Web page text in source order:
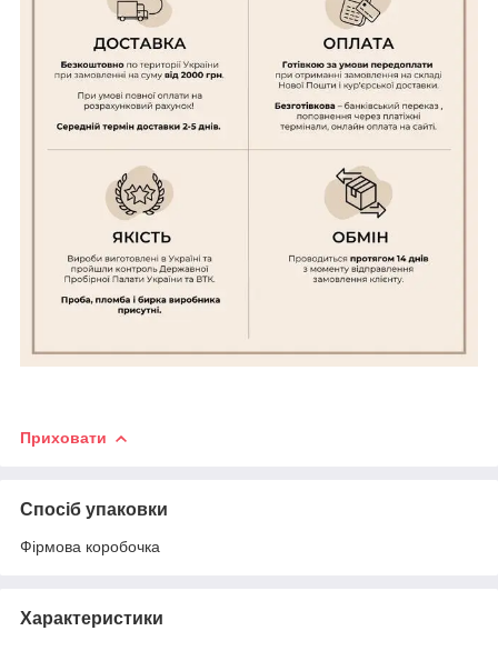
Приховати
Спосіб упаковки
Фірмова коробочка
Характеристики